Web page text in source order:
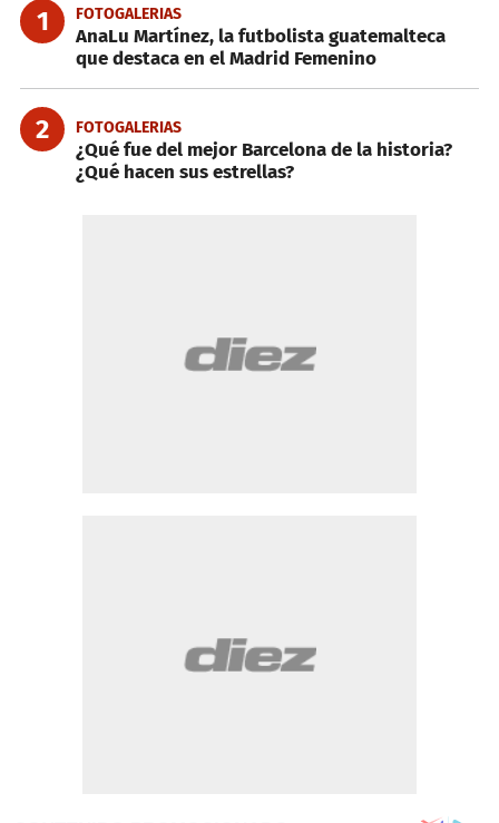
1 FOTOGALERIAS
AnaLu Martínez, la futbolista guatemalteca
que destaca en el Madrid Femenino
2 FOTOGALERIAS
¿Qué fue del mejor Barcelona de la historia?
¿Qué hacen sus estrellas?